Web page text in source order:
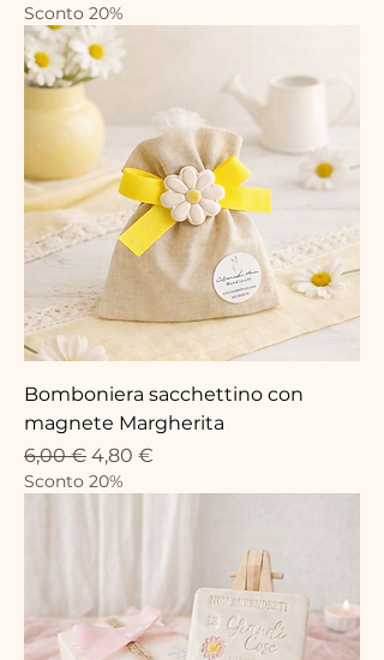
Sconto 20%
Bomboniera sacchettino con
magnete Margherita
Precio
6,00 € Precio de oferta
4,80 €
Sconto 20%